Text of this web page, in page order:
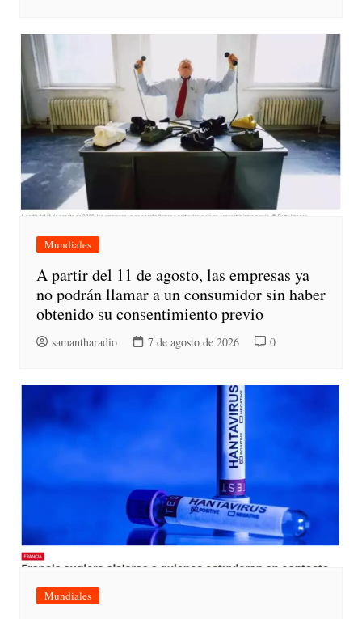
Mundiales
A partir del 11 de agosto, las empresas ya
no podrán llamar a un consumidor sin haber
obtenido su consentimiento previo
samantharadio 7 de agosto de 2026 0
Mundiales